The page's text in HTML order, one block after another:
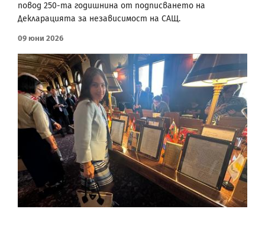
повод 250-та годишнина от подписването на
Декларацията за независимост на САЩ.
09 Юни 2026